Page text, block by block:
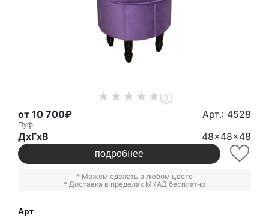
0
от 10 700₽ Арт.: 4528
Пуф
ДxГxВ 48x48x48
подробнее
* Можем сделать в любом цвете
* Доставка в пределах МКАД бесплатно
Арт